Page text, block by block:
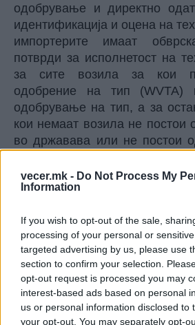
vecer.mk - Do Not Process My
Information
If you wish to opt-out of the sale,
processing of your personal or
targeted advertising by us, please use
section to confirm your selection.
opt-out request is processed you may
interest-based ads based on personal
us or personal information disclosed to
your opt-out. You may separately opt-
одобрување и директно
идентификација и оцена на
импортерите имаат
потврди за исполнетост на
за сите возила за кои
одобрение на тип (WVTA)
одобрување на тип, а за
кои немаат возила не постои
во државава или не постои
издаваат потврдите,
обезбедуваат потврди од
Според грубата пресметка,
годишно досега оделе за
требало да се бараат и тоа
средствата оделе кај
им се плаќало – процесот
преку овластените
македонски компании.